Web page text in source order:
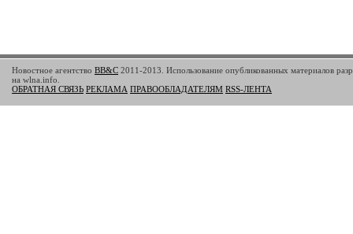
Новостное агентство BB&C 2011-2013. Использование опубликованных материалов
на wlna.info.
ОБРАТНАЯ СВЯЗЬ РЕКЛАМА ПРАВООБЛАДАТЕЛЯМ RSS-ЛЕНТА